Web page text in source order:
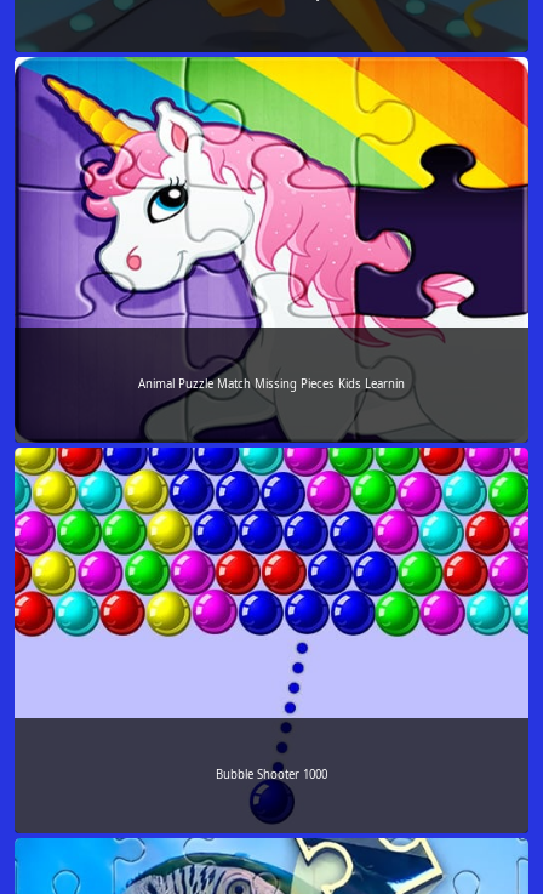
Animal Puzzle Match Missing Pieces Kids Learnin
Bubble Shooter 1000